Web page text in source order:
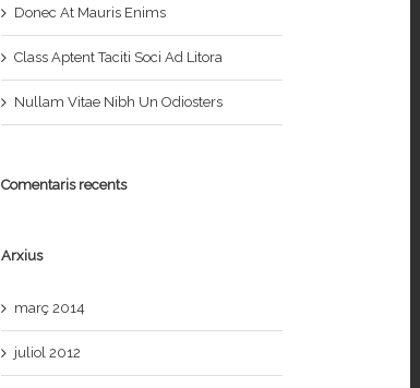
Donec At Mauris Enims
Class Aptent Taciti Soci Ad Litora
Nullam Vitae Nibh Un Odiosters
Comentaris recents
Arxius
març 2014
juliol 2012